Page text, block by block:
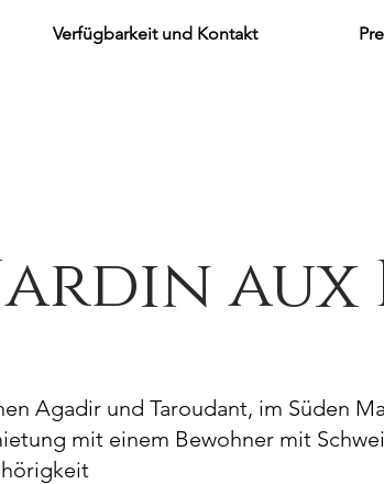
Verfügbarkeit und Kontakt
Agadir und Taroudant, im Süden
mit einem Bewohner mit